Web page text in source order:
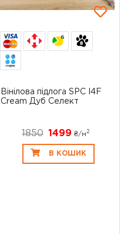
6
Вінілова підлога SPC I4F
Cream Дуб Cелект
1850 1499₴/м2
В КОШИК